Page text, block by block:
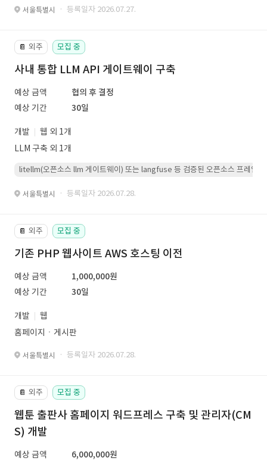
서울특별시 · 등록일자 2026.07.27.
📔 외주 모집 중
사내 통합 LLM API 게이트웨이 구축
예상 금액
협의 후 결정
예상 기간
30일
개발
웹 외 1개
LLM 구축 외 1개
litellm(오픈소스 llm 게이트웨이) 또는 langfuse 등 검증된 오픈소스 프레임워
서울특별시 · 등록일자 2026.07.28.
📔 외주 모집 중
기존 PHP 웹사이트 AWS 호스팅 이전
예상 금액
1,000,000원
예상 기간
30일
개발
웹
홈페이지ㆍ게시판
서울특별시 · 등록일자 2026.07.28.
📔 외주 모집 중
웹툰 출판사 홈페이지 워드프레스 구축 및 관리자(CM
S) 개발
예상 금액
6,000,000원